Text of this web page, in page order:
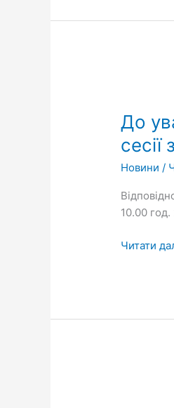
До
сесії
Новини /
10.00
депутатів
міської
ради!
чергової
змінено!
Читати